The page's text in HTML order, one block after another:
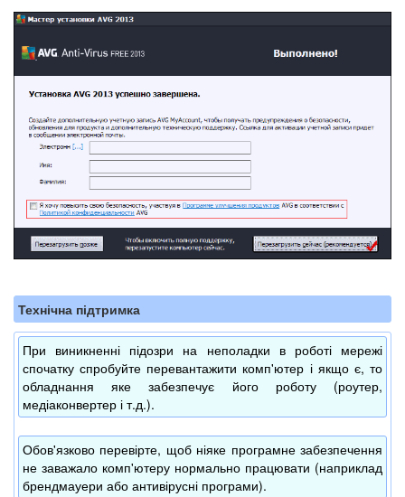
Технічна підтримка
При виникненні підозри на неполадки в роботі мережі
спочатку спробуйте перевантажити комп'ютер і якщо є, то
обладнання яке забезпечує його роботу (роутер,
медіаконвертер і т.д.).
Обов'язково перевірте, щоб ніяке програмне забезпечення
не заважало комп'ютеру нормально працювати (наприклад
брендмауери або антивірусні програми).